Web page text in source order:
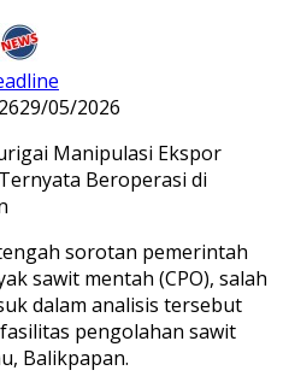
29/05/2026
sorotan pemerintah
sawit mentah (CPO), salah
dalam analisis tersebut
pengolahan sawit
Balikpapan.